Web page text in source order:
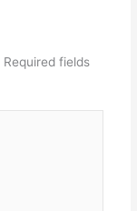
Required fields